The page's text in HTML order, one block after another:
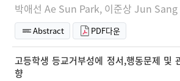
박애선 Ae Sun Park, 이준상 Jun
Abstract PDF다운
고등학생 등교거부성에 정서,행동문제 및
향